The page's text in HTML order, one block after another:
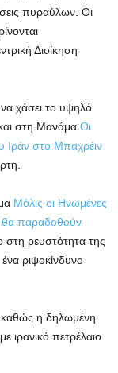
πυραύλων. Οι
Διοίκηση
χάσει το υψηλό
στη Μανάμα Οι
Ιράν στο Μπαχρέιν
Μόλις οι Ηνωμένες
θα παραδοθούν
στη ρευστότητα της
ριψοκίνδυνο
καθώς η δηλωμένη
ιρανικό πετρέλαιο